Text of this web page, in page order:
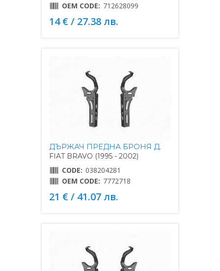
OEM CODE: 712628099
14 € / 27.38 лв.
ДЪРЖАЧ ПРЕДНА БРОНЯ Д.
FIAT BRAVO (1995 - 2002)
CODE: 038204281
OEM CODE: 7772718
21 € / 41.07 лв.